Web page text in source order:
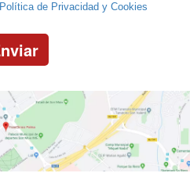
Política de Privacidad y Cookies